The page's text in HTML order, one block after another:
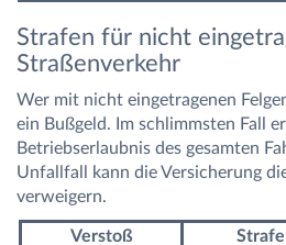
Strafen für nicht
Straßenverkehr
Wer mit nicht eingetragenen
ein Bußgeld. Im schlimmsten Fall
Betriebserlaubnis des gesamten
Unfallfall kann die Versicherung
verweigern.
Verstoß Strafe